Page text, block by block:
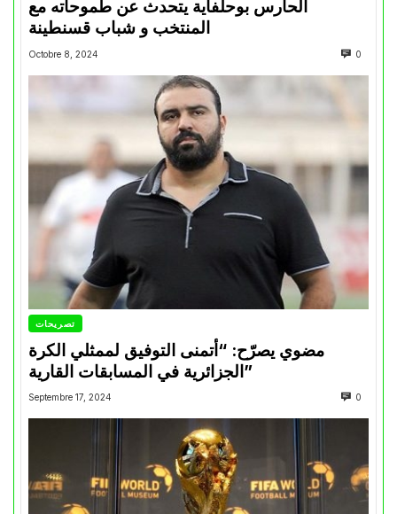
الحارس بوحلفاية يتحدث عن طموحاته مع
المنتخب و شباب قسنطينة
Octobre 8, 2024 0
تصريحات
مضوي يصرّح: “أتمنى التوفيق لممثلي الكرة
الجزائرية في المسابقات القارية”
Septembre 17, 2024 0